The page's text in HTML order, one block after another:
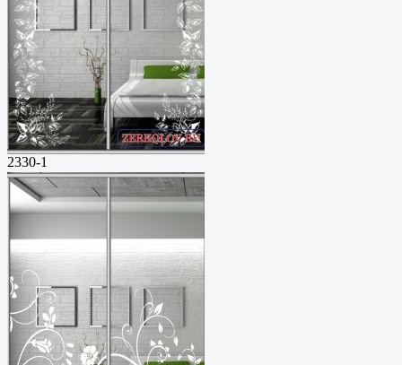
2330-1